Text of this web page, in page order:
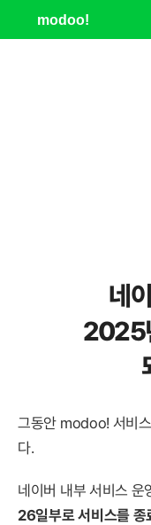
modoo!
네
2025
그동안 modoo! 서비
다.
네이버 내부 서비스
26일부로 서비스를 종